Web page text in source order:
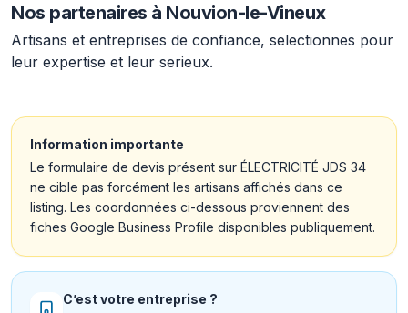
Nos partenaires à Nouvion-le-Vineux
Artisans et entreprises de confiance, selectionnes pour
leur expertise et leur serieux.
Information importante
Le formulaire de devis présent sur ÉLECTRICITÉ JDS 34
ne cible pas forcément les artisans affichés dans ce
listing. Les coordonnées ci-dessous proviennent des
fiches Google Business Profile disponibles publiquement.
C’est votre entreprise ?